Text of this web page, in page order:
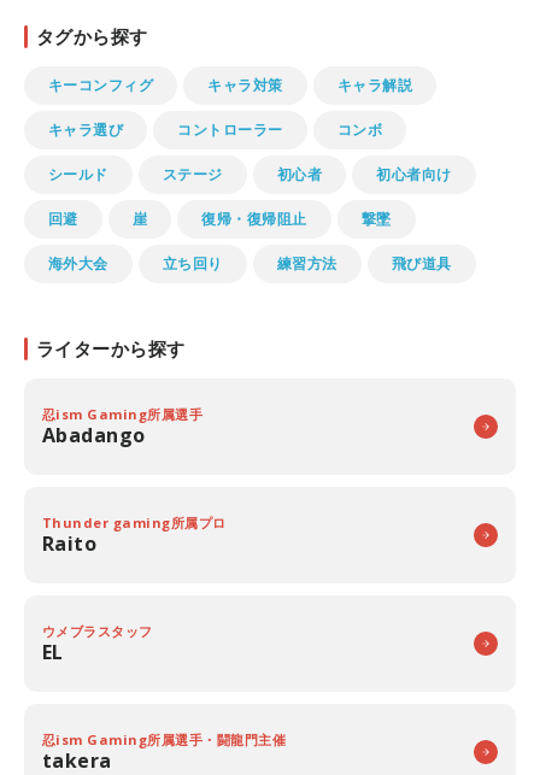
タグから探す
キーコンフィグ キャラ対策 キャラ解説
キャラ選び コントローラー コンボ
シールド ステージ 初心者 初心者向け
回避 崖 復帰・復帰阻止 撃墜
海外大会 立ち回り 練習方法 飛び道具
ライターから探す
忍ism Gaming所属選手
Abadango
Thunder gaming所属プロ
Raito
ウメブラスタッフ
EL
忍ism Gaming所属選手・闘龍門主催
takera